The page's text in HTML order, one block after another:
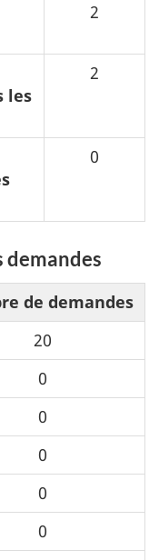
2
les
2
0
demandes
de demandes
20
0
0
0
0
0